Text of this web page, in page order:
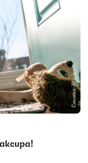
Снимка: iStock